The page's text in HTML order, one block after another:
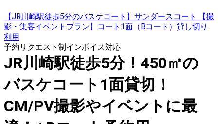
【JR川崎駅徒歩5分のバスケコート】サンダースコート 【撮
影・集客イベントプラン】コート1面（Bコート）貸し切り
利用
予約リクエスト制インボイス対応
JR川崎駅徒歩5分！450㎡の
バスケコート1面貸切！
CM/PV撮影やイベントに最